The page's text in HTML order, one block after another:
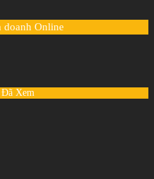
Online
Đã Xem